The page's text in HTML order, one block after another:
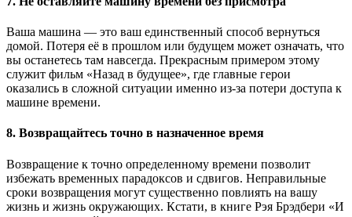
Ваша машина — это ваш единственный способ вернуться
домой. Потеря её в прошлом или будущем может означать, что
вы останетесь там навсегда. Прекрасным примером этому
служит фильм «Назад в будущее», где главные герои
оказались в сложной ситуации именно из-за потери доступа к
машине времени.
8. Возвращайтесь точно в назначенное время
Возвращение к точно определенному времени позволит
избежать временных парадоксов и сдвигов. Неправильные
сроки возвращения могут существенно повлиять на вашу
жизнь и жизнь окружающих. Кстати, в книге Рэя Брэдбери «И